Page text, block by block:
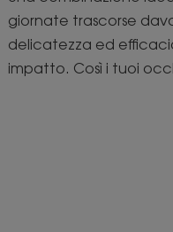
giornate trascorse
delicatezza ed
impatto. Così i tuoi